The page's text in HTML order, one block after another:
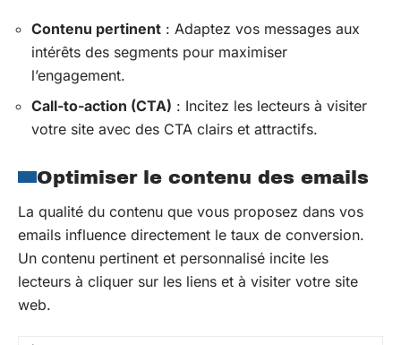
Contenu pertinent : Adaptez vos messages aux
intérêts des segments pour maximiser
l’engagement.
Call-to-action (CTA) : Incitez les lecteurs à visiter
votre site avec des CTA clairs et attractifs.
Optimiser le contenu des emails
La qualité du contenu que vous proposez dans vos
emails influence directement le taux de conversion.
Un contenu pertinent et personnalisé incite les
lecteurs à cliquer sur les liens et à visiter votre site
web.